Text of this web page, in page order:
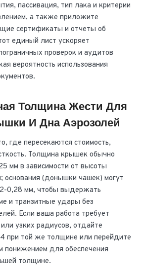
пассивация, тип лака и критерии
а также приложите
сертификаты и отчеты об
единый лист ускоряет
проверок и аудитов
вероятность использования
Толщина Жести Для
И Дна Аэрозолей
где пересекаются стоимость,
Толщина крышек обычно
мм в зависимости от высоты
основания (донышки чашек) могут
0,28 мм, чтобы выдержать
и транзитные удары без
Если ваша работа требует
узких радиусов, отдайте
при той же толщине или перейдите
понижением для обеспечения
толщине.